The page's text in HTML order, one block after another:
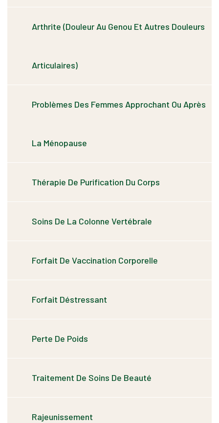
Arthrite (douleur Au Genou Et Autres Douleurs
Articulaires)
Problèmes Des Femmes Approchant Ou Après
La Ménopause
Thérapie De Purification Du Corps
Soins De La Colonne Vertébrale
Forfait De Vaccination Corporelle
Forfait Déstressant
Perte De Poids
Traitement De Soins De Beauté
Rajeunissement